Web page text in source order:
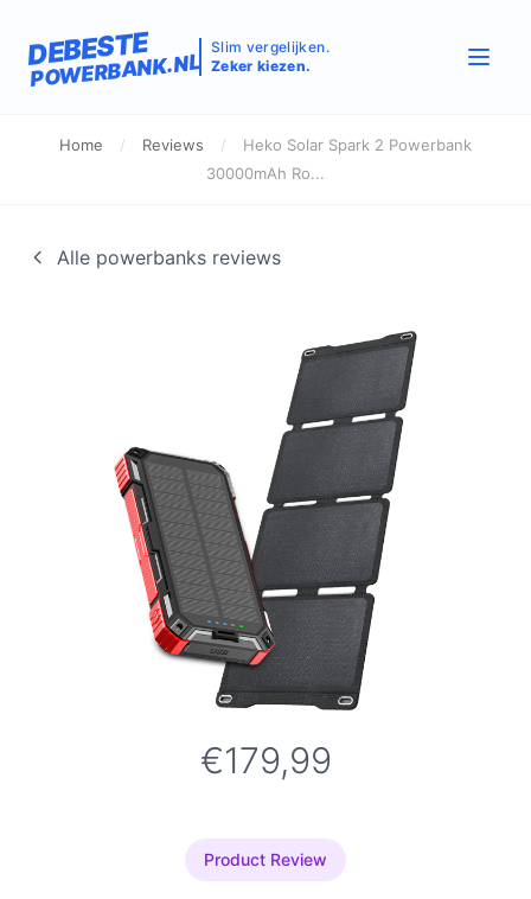
DEBESTE
POWERBANK.NL
Slim vergelijken.
Zeker kiezen.
Home / Reviews /
Heko Solar Spark 2 Powerbank
30000mAh Ro...
Alle powerbanks reviews
€179,99
Product Review